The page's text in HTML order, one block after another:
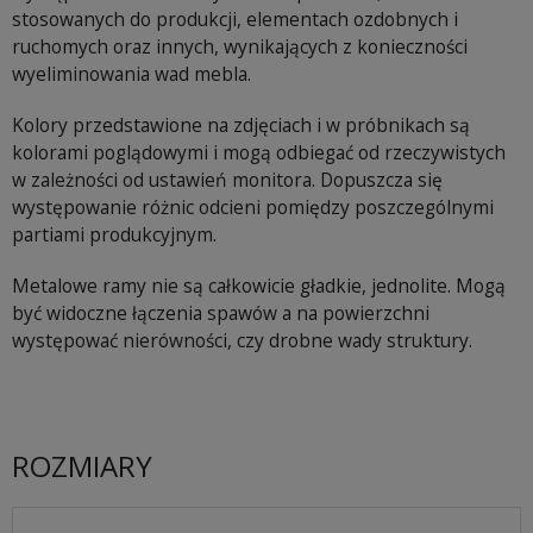
stosowanych do produkcji, elementach ozdobnych i
ruchomych oraz innych, wynikających z konieczności
wyeliminowania wad mebla.
Kolory przedstawione na zdjęciach i w próbnikach są
kolorami poglądowymi i mogą odbiegać od rzeczywistych
w zależności od ustawień monitora. Dopuszcza się
występowanie różnic odcieni pomiędzy poszczególnymi
partiami produkcyjnym.
Metalowe ramy nie są całkowicie gładkie, jednolite. Mogą
być widoczne łączenia spawów a na powierzchni
występować nierówności, czy drobne wady struktury.
ROZMIARY